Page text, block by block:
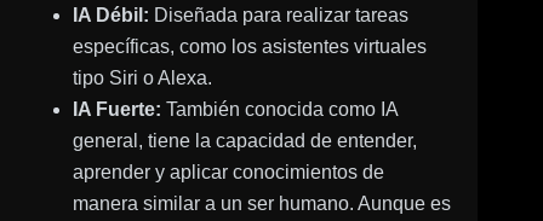
IA Débil: Diseñada para realizar tareas
específicas, como los asistentes virtuales
tipo Siri o Alexa.
IA Fuerte: También conocida como IA
general, tiene la capacidad de entender,
aprender y aplicar conocimientos de
manera similar a un ser humano. Aunque es